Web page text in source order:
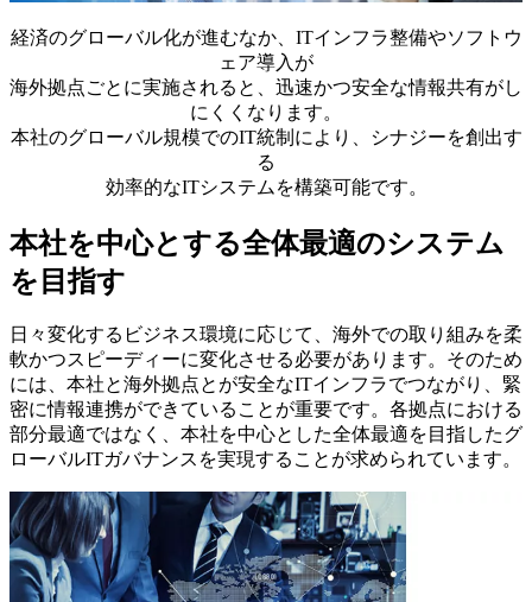
経済のグローバル化が進むなか、ITインフラ整備やソフトウ
ェア導⼊が
海外拠点ごとに実施されると、迅速かつ安全な情報共有がし
にくくなります。
本社のグローバル規模でのIT統制により、シナジーを創出す
る
効率的なITシステムを構築可能です。
本社を中心とする全体最適のシステム
を目指す
日々変化するビジネス環境に応じて、海外での取り組みを柔
軟かつスピーディーに変化させる必要があります。そのため
には、本社と海外拠点とが安全なITインフラでつながり、緊
密に情報連携ができていることが重要です。各拠点における
部分最適ではなく、本社を中心とした全体最適を目指したグ
ローバルITガバナンスを実現することが求められています。